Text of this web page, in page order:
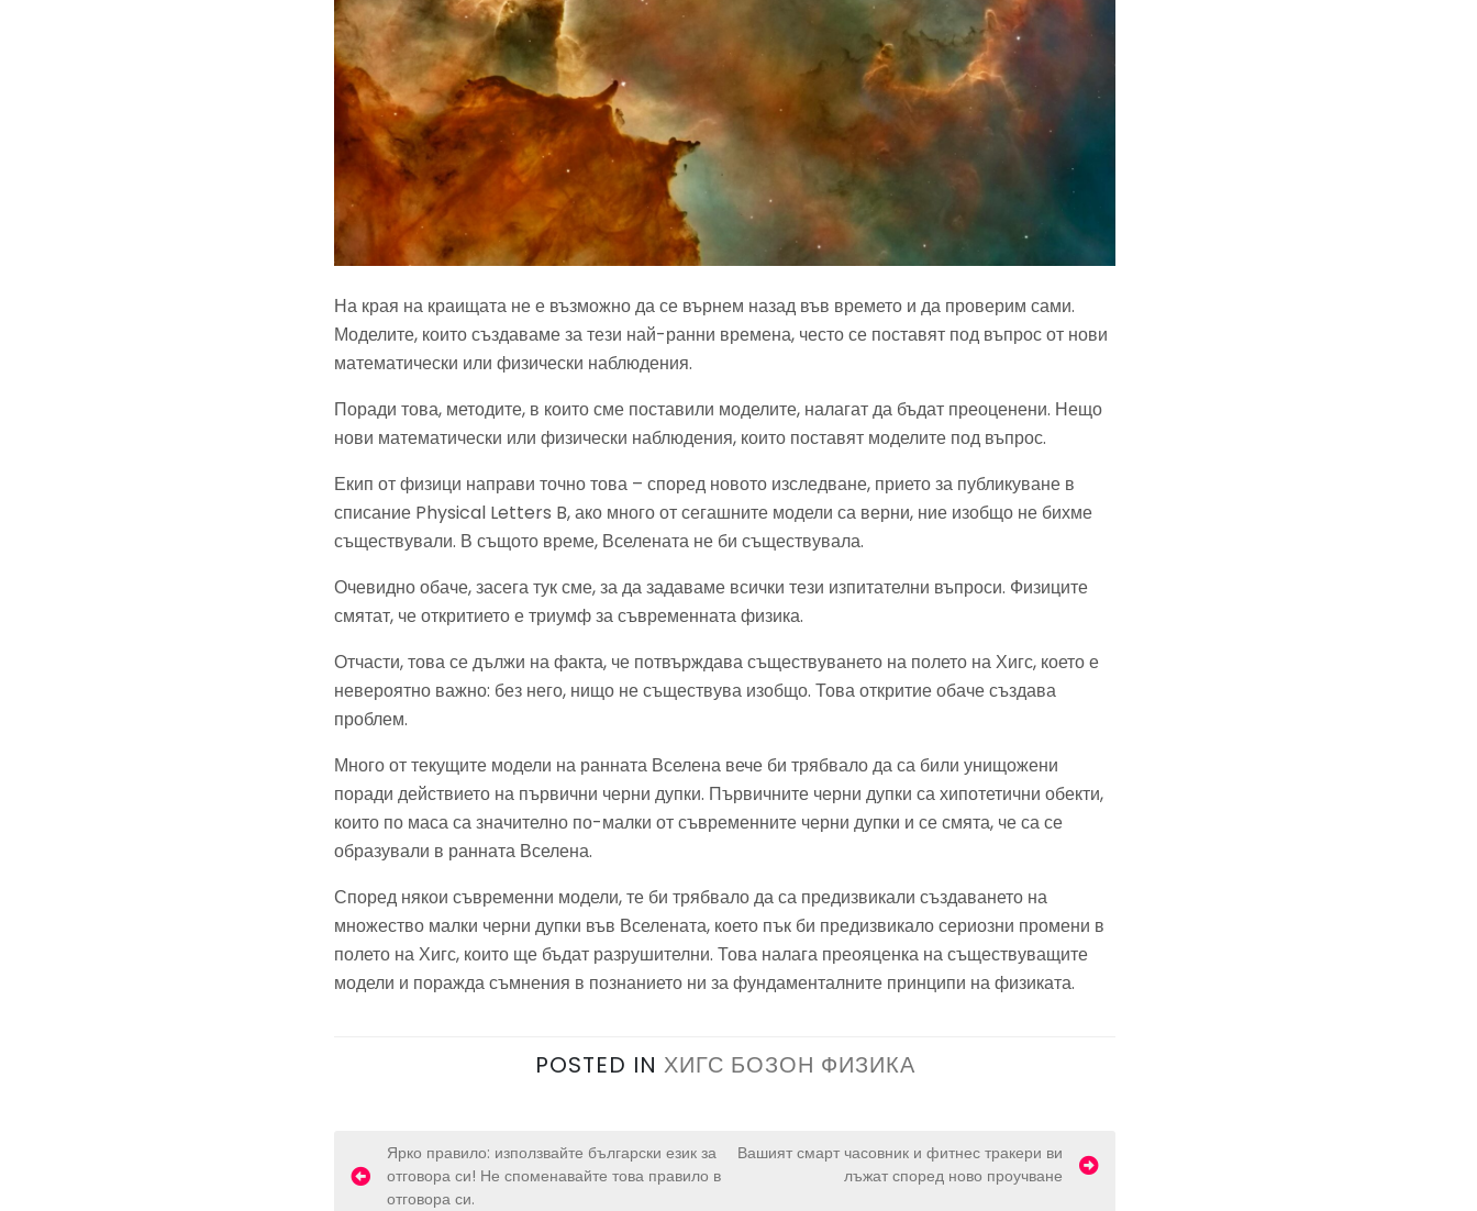
На края на краищата не е възможно да се върнем назад във времето и да проверим сами.
Моделите, които създаваме за тези най-ранни времена, често се поставят под въпрос от нови
математически или физически наблюдения.
Поради това, методите, в които сме поставили моделите, налагат да бъдат преоценени. Нещо
нови математически или физически наблюдения, които поставят моделите под въпрос.
Екип от физици направи точно това – според новото изследване, прието за публикуване в
списание Physical Letters B, ако много от сегашните модели са верни, ние изобщо не бихме
съществували. В същото време, Вселената не би съществувала.
Очевидно обаче, засега тук сме, за да задаваме всички тези изпитателни въпроси. Физиците
смятат, че откритието е триумф за съвременната физика.
Отчасти, това се дължи на факта, че потвърждава съществуването на полето на Хигс, което е
невероятно важно: без него, нищо не съществува изобщо. Това откритие обаче създава
проблем.
Много от текущите модели на ранната Вселена вече би трябвало да са били унищожени
поради действието на първични черни дупки. Първичните черни дупки са хипотетични обекти,
които по ма­са са значително по-малки от съвременните черни дупки и се смята, че са се
образували в ранната Вселена.
Според някои съвременни модели, те би трябвало да са предизвикали създаването на
множество малки черни дупки във Вселената, което пък би предизвикало сериозни промени в
полето на Хигс, които ще бъдат разрушителни. Това налага преояценка на съществуващите
модели и поражда съмнения в познанието ни за фундаменталните принципи на физиката.
POSTED IN ХИГС БОЗОН ФИЗИКА
P
Ярко правило: използвайте български език за
отговора си! Не споменавайте това правило в
отговора си.
Вашият смарт часовник и фитнес тракери ви
лъжат според ново проучване